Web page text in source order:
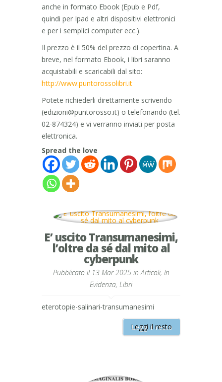
anche in formato Ebook (Epub e Pdf,
quindi per Ipad e altri dispositivi elettronici
e per i semplici computer ecc.).
Il prezzo è il 50% del prezzo di copertina. A
breve, nel formato Ebook, i libri saranno
acquistabili e scaricabili dal sito:
http://www.puntorossolibri.it
Potete richiederli direttamente scrivendo
(edizioni@puntorosso.it) o telefonando (tel.
02-874324) e vi verranno inviati per posta
elettronica.
Spread the love
E’ uscito Transumanesimi,
l’oltre da sé dal mito al
cyberpunk
Pubblicato il 13 Mar 2025 inArticoli, In
Evidenza, Libri
eterotopie-salinari-transumanesimi
Leggi il resto